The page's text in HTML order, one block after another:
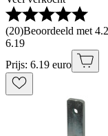
(20)Beoordeeld met
6.19
Prijs: 6.19 euro